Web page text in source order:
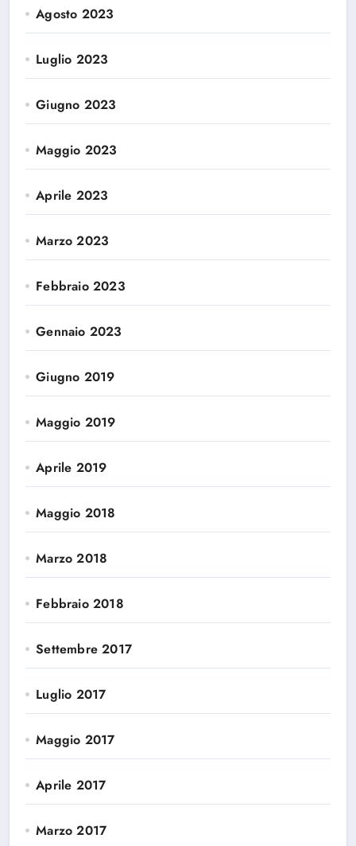
Agosto 2023
Luglio 2023
Giugno 2023
Maggio 2023
Aprile 2023
Marzo 2023
Febbraio 2023
Gennaio 2023
Giugno 2019
Maggio 2019
Aprile 2019
Maggio 2018
Marzo 2018
Febbraio 2018
Settembre 2017
Luglio 2017
Maggio 2017
Aprile 2017
Marzo 2017